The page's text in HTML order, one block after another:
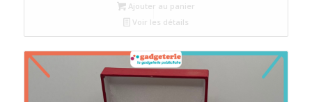
Ajouter au panier
Voir les détails